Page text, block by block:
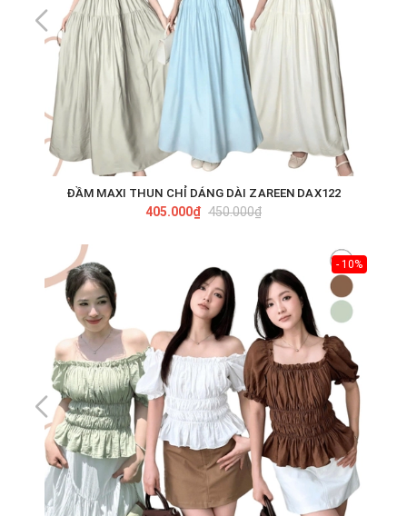
ĐẦM MAXI THUN CHỈ DÁNG DÀI ZAREEN DAX122
405.000₫ 450.000₫
- 10%